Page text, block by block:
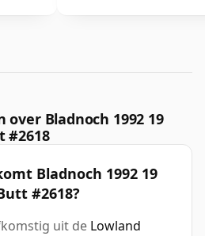
Bladnoch 1992 19
#2618
Bladnoch 1992 19
#2618?
uit de Lowland